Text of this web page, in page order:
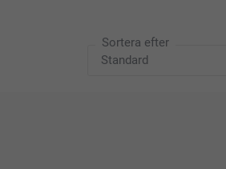
Sortera efter